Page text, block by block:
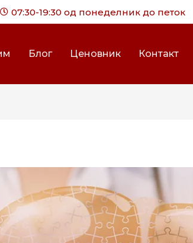
07:30-19:30 од понеделник до петок
Блог Ценовник Контакт